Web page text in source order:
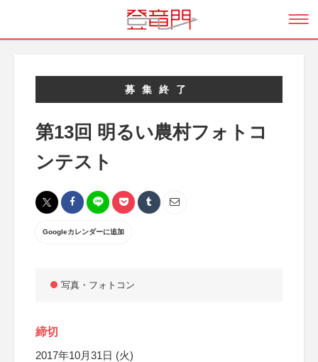
募集終了
第13回 明るい農村フォトコ
ンテスト
Googleカレンダーに追加
写真・フォトコン
締切
2017年10月31日 (火)